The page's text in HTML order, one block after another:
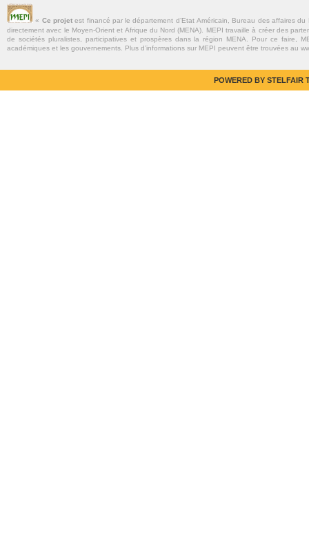
« Ce projetest financé par le département d’Etat Américain, Bureau des affaires
directement avec le Moyen-Orient et Afrique du Nord (MENA). MEPI travaille à créer des
de sociétés pluralistes, participatives et prospères dans la région MENA. Pour ce faire,
académiques et les gouvernements. Plus d’informations sur MEPI peuvent être trouvées au
POWERED BY STELFAIR